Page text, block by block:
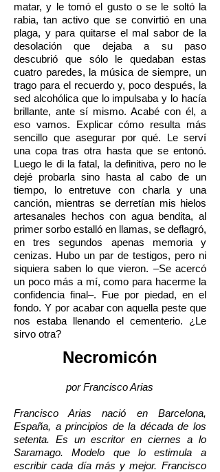
matar, y le tomó el gusto o se le soltó la
rabia, tan activo que se convirtió en una
plaga, y para quitarse el mal sabor de la
desolación que dejaba a su paso
descubrió que sólo le quedaban estas
cuatro paredes, la música de siempre, un
trago para el recuerdo y, poco después, la
sed alcohólica que lo impulsaba y lo hacía
brillante, ante sí mismo. Acabé con él, a
eso vamos. Explicar cómo resulta más
sencillo que asegurar por qué. Le serví
una copa tras otra hasta que se entonó.
Luego le di la fatal, la definitiva, pero no le
dejé probarla sino hasta al cabo de un
tiempo, lo entretuve con charla y una
canción, mientras se derretían mis hielos
artesanales hechos con agua bendita, al
primer sorbo estalló en llamas, se deflagró,
en tres segundos apenas memoria y
cenizas. Hubo un par de testigos, pero ni
siquiera saben lo que vieron. –Se acercó
un poco más a mí, como para hacerme la
confidencia final–. Fue por piedad, en el
fondo. Y por acabar con aquella peste que
nos estaba llenando el cementerio. ¿Le
sirvo otra?
Necromicón
por Francisco Arias
Francisco Arias nació en Barcelona,
España, a principios de la década de los
setenta. Es un escritor en ciernes a lo
Saramago. Modelo que lo estimula a
escribir cada día más y mejor. Francisco